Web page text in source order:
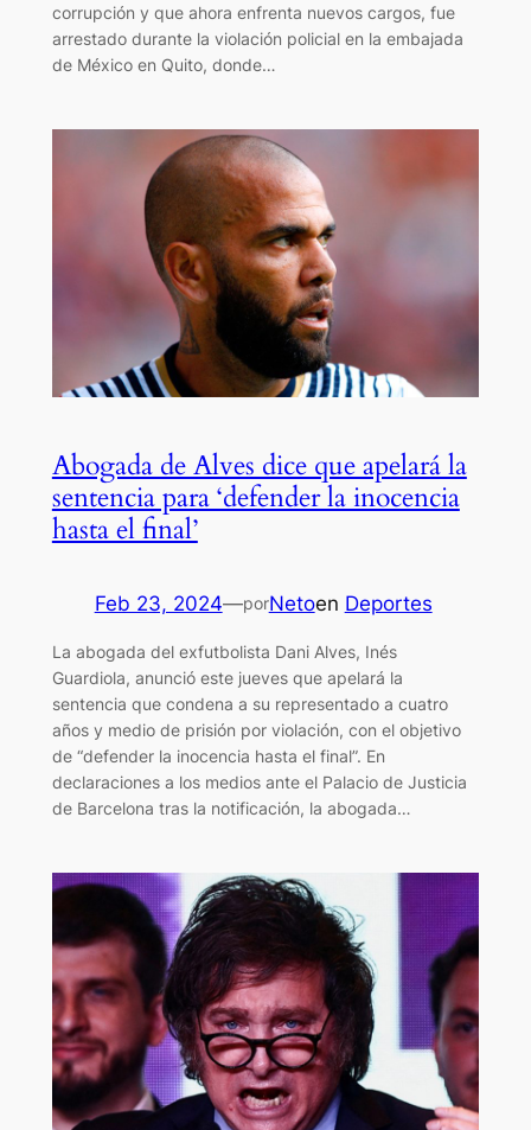
corrupción y que ahora enfrenta nuevos cargos, fue
arrestado durante la violación policial en la embajada
de México en Quito, donde…
Abogada de Alves dice que apelará la
sentencia para ‘defender la inocencia
hasta el final’
Feb 23, 2024—porNetoen Deportes
La abogada del exfutbolista Dani Alves, Inés
Guardiola, anunció este jueves que apelará la
sentencia que condena a su representado a cuatro
años y medio de prisión por violación, con el objetivo
de “defender la inocencia hasta el final”. En
declaraciones a los medios ante el Palacio de Justicia
de Barcelona tras la notificación, la abogada…